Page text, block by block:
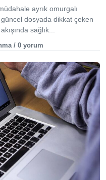
ayrık omurgalı
güncel dosyada dikkat çeken
sağlık...
/ 0 yorum